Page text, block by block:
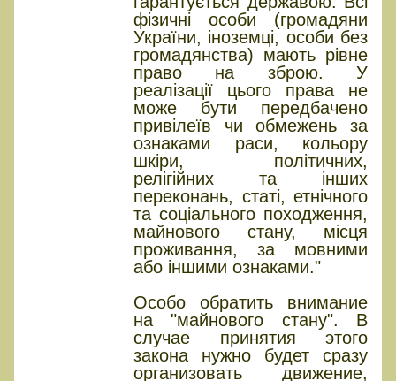
фізичні особи (громадяни
України, іноземці, особи без
громадянства) мають рівне
право на зброю. У
реалізації цього права не
може бути передбачено
привілеїв чи обмежень за
ознаками раси, кольору
шкіри, політичних,
релігійних та інших
переконань, статі, етнічного
та соціального походження,
майнового стану, місця
проживання, за мовними
або іншими ознаками."
Особо обратить внимание
на "майнового стану". В
случае принятия этого
закона нужно будет сразу
организовать движение,